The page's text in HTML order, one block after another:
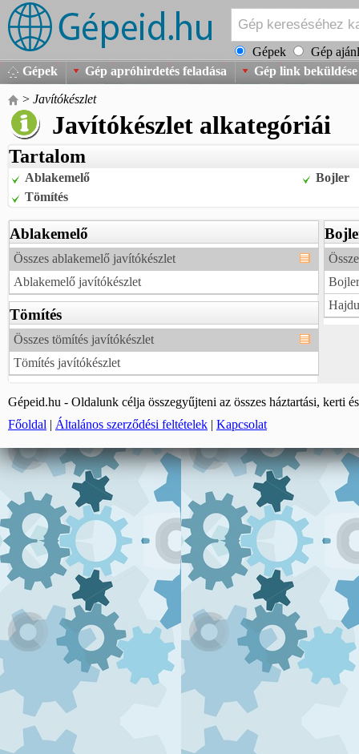
Gépek
Gép
Gépek
Gép apróhirdetés feladása Gép link beküldése
> Javítókészlet
Javítókészlet alkategóriái
Tartalom
Ablakemelő
Bojler
Tömítés
Ablakemelő
Összes ablakemelő javítókészlet
Ablakemelő javítókészlet
Tömítés
Összes tömítés javítókészlet
Tömítés javítókészlet
Gépeid.hu - Oldalunk célja összegyűjteni az összes háztartási, kerti
Főoldal | Általános szerződési feltételek | Kapcsolat